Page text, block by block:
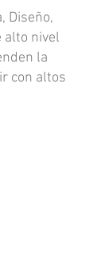
Diseño,
alto nivel
la
con altos